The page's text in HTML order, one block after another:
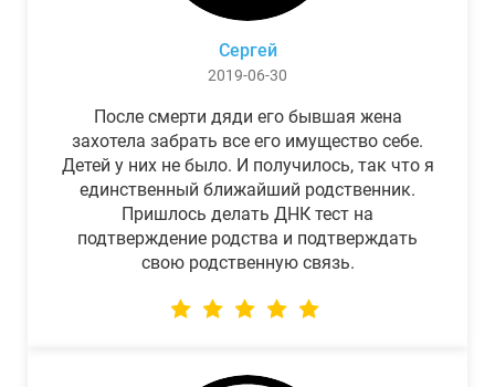
Сергей
2019-06-30
После смерти дяди его бывшая жена
захотела забрать все его имущество себе.
Детей у них не было. И получилось, так что я
единственный ближайший родственник.
Пришлось делать ДНК тест на
подтверждение родства и подтверждать
свою родственную связь.